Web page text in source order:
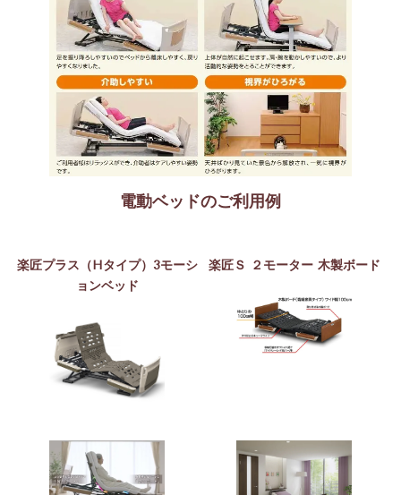
電動ベッドのご利用例
楽匠プラス（Hタイプ）3モーシ
ョンベッド
楽匠Ｓ ２モーター 木製ボード